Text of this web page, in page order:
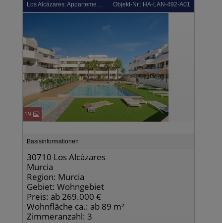
Los Alcázares: Appartements mit 2 Schlafzimmern, 2 Bädern, Tiefgaragenstellplatz und Gemeinschaftspool in der Golfanlage La Serena Golf Objekt-Nr.: HA-LAN-492-A01
19
Basisinformationen
30710 Los Alcázares
Murcia
Region: Murcia
Gebiet: Wohngebiet
Preis: ab 269.000 €
Wohnfläche ca.: ab 89 m²
Zimmeranzahl: 3